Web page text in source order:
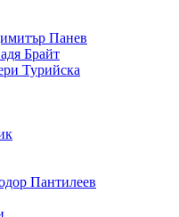
Панев
Брайт
Турийска
Пантилеев